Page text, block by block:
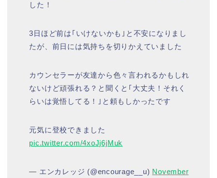
した！
3日ほど前は｢いけないかも｣と不安になりまし
たが、前日には気持ちを切りかえていました
カウンセラーが友達から色々言われるかもしれ
ないけど頑張れる？と聞くと｢大丈夫！それく
らいは覚悟してる！｣と頼もしかったです
元気に登校できました
pic.twitter.com/4xoJj6jMuk
— エンカレッジ (@encourage__u) November